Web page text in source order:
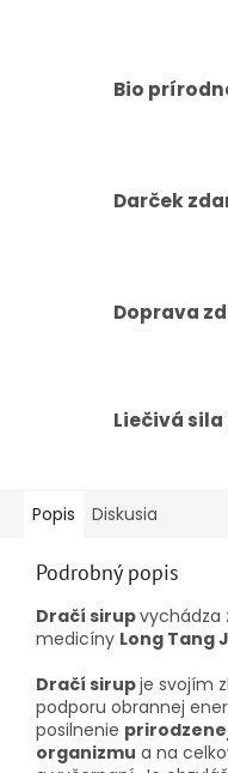
Bio
Darček
Doprava
Liečivá
Popis Diskusia
Podrobný popis
Dračí sirupvychádza
medicíny Long Tang
Dračí sirupje svojím
podporu obrannej
posilnenie
organizmu a na